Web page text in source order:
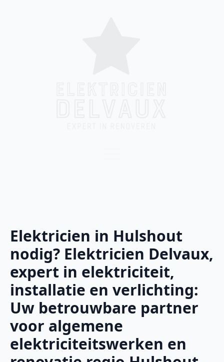
Elektricien in Hulshout
nodig? Elektricien Delvaux,
expert in elektriciteit,
installatie en verlichting:
Uw betrouwbare partner
voor algemene
elektriciteitswerken en